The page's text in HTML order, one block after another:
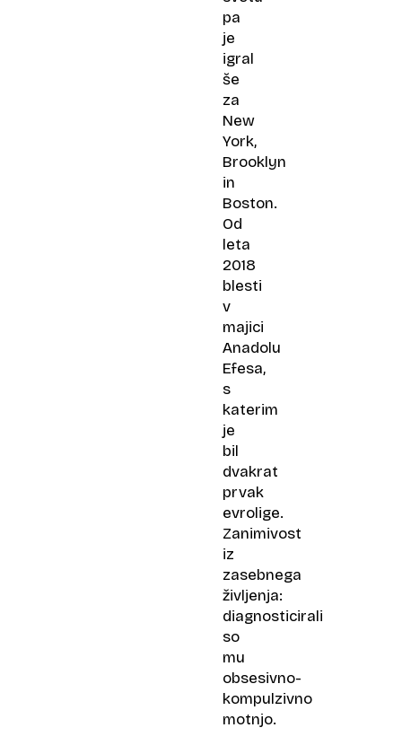
pa
je
igral
še
za
New
York,
Brooklyn
in
Boston.
Od
leta
2018
blesti
v
majici
Anadolu
Efesa,
s
katerim
je
bil
dvakrat
prvak
evrolige.
Zanimivost
iz
zasebnega
življenja:
diagnosticirali
so
mu
obsesivno-
kompulzivno
motnjo.